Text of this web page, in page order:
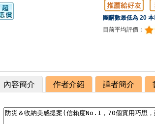
團購數最低為 20
目前平均評價：
內容簡介 作者介紹 譯者簡介